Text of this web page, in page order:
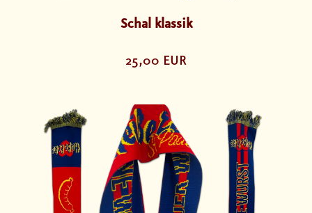
Schal klassik
25,00 EUR